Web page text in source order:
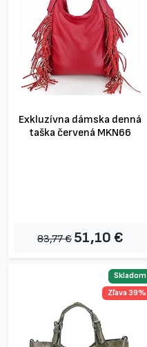
Exkluzívna dámska denná
taška červená MKN66
83,77 € 51,10 €
Skladom
Zľava 39%